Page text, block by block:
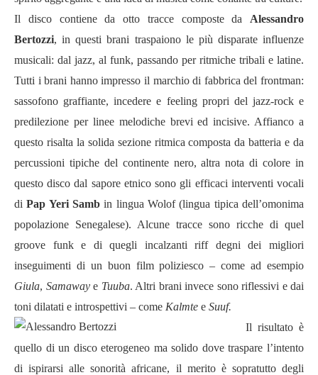
Il disco contiene da otto tracce composte da Alessandro
Bertozzi, in questi brani traspaiono le più disparate influenze
musicali: dal jazz, al funk, passando per ritmiche tribali e latine.
Tutti i brani hanno impresso il marchio di fabbrica del frontman:
sassofono graffiante, incedere e feeling propri del jazz-rock e
predilezione per linee melodiche brevi ed incisive. Affianco a
questo risalta la solida sezione ritmica composta da batteria e da
percussioni tipiche del continente nero, altra nota di colore in
questo disco dal sapore etnico sono gli efficaci interventi vocali
diPap Yeri Samb in lingua Wolof (lingua tipica dell’omonima
popolazione Senegalese). Alcune tracce sono ricche di quel
groove funk e di quegli incalzanti riff degni dei migliori
inseguimenti di un buon film poliziesco – come ad esempio
Giula, Samawaye Tuuba. Altri brani invece sono riflessivi e dai
toni dilatati e introspettivi – come Kalmte e Suuf.
Il risultato è
quello di un disco eterogeneo ma solido dove traspare l’intento
di ispirarsi alle sonorità africane, il merito è sopratutto degli